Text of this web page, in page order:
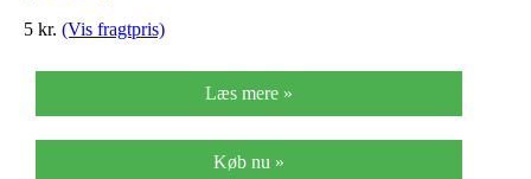
til…
5 kr. (Vis fragtpris)
Læs mere »
Køb nu »